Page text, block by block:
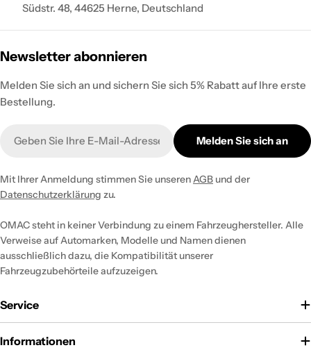
Südstr. 48, 44625 Herne, Deutschland
Newsletter abonnieren
Melden Sie sich an und sichern Sie sich 5% Rabatt auf Ihre erste
Bestellung.
Mail
Melden Sie sich an
Mit Ihrer Anmeldung stimmen Sie unserenAGB und der
Datenschutzerklärung zu.
OMAC steht in keiner Verbindung zu einem Fahrzeughersteller. Alle
Verweise auf Automarken, Modelle und Namen dienen
ausschließlich dazu, die Kompatibilität unserer
Fahrzeugzubehörteile aufzuzeigen.
Service
Informationen